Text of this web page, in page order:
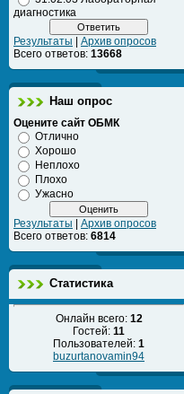
диагностика
Результаты
Архив опросов
Всего ответов: 13668
Наш опрос
Оцените сайт ОБМК
Отлично
Хорошо
Неплохо
Плохо
Ужасно
Результаты
Архив опросов
Всего ответов: 6814
Статистика
Онлайн всего: 12
Гостей: 11
Пользователей: 1
buzurtanovamin94